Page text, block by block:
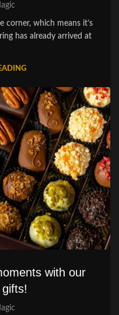
corner, which means it’s
has already arrived at
with our